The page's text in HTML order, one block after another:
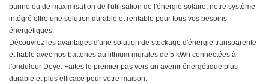
panne ou de maximisation de l'utilisation de l'énergie solaire, notre système
intégré offre une solution durable et rentable pour tous vos besoins
énergétiques.
Découvrez les avantages d'une solution de stockage d'énergie transparente
et fiable avec nos batteries au lithium murales de 5 kWh connectées à
l'onduleur Deye. Faites le premier pas vers un avenir énergétique plus
durable et plus efficace pour votre maison.